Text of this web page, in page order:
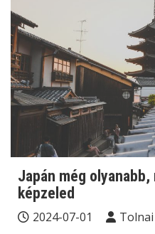
Japán még
képzeled
2024-07-01